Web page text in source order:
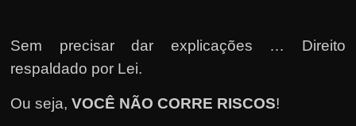
Sem precisar dar explicações … Direito
respaldado por Lei.
Ou seja,VOCÊ NÃO CORRE RISCOS!